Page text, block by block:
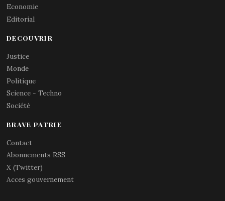
Economie
Editorial
DECOUVRIR
Justice
Monde
Politique
Science - Techno
Société
BRAVE PATRIE
Contact
Abonnements RSS
X (Twitter)
Acces gouvernement